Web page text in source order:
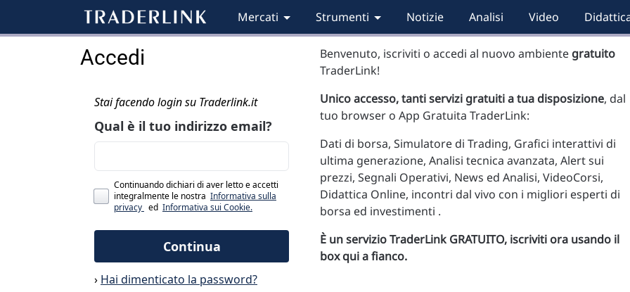
Mercati Strumenti Notizie Analisi Video
Accedi Benvenuto, iscriviti o accedi al nuovo ambiente gratuito
TraderLink!
Unico accesso, tanti servizi gratuiti a tua disposizione, dal
tuo browser o App Gratuita TraderLink:
Dati di borsa, Simulatore di Trading, Grafici interattivi di
ultima generazione, Analisi tecnica avanzata, Alert sui
prezzi, Segnali Operativi, News ed Analisi, VideoCorsi,
Didattica Online, incontri dal vivo con i migliori esperti di
borsa ed investimenti .
È un servizio TraderLink GRATUITO, iscriviti ora usando il
box qui a fianco.